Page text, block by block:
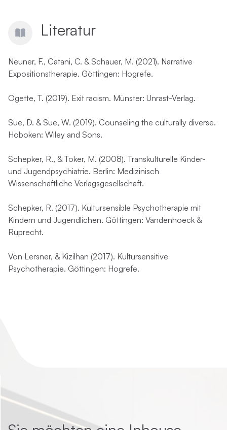
Literatur
Neuner, F., Catani, C. & Schauer, M. (2021). Narrative
Expositionstherapie. Göttingen: Hogrefe.
Ogette, T. (2019). Exit racism. Münster: Unrast-Verlag.
Sue, D. & Sue, W. (2019). Counseling the culturally diverse.
Hoboken: Wiley and Sons.
Schepker, R., & Toker, M. (2008). Transkulturelle Kinder-
und Jugendpsychiatrie. Berlin: Medizinisch
Wissenschaftliche Verlagsgesellschaft.
Schepker, R. (2017). Kultursensible Psychotherapie mit
Kindern und Jugendlichen. Göttingen: Vandenhoeck &
Ruprecht.
Von Lersner, & Kizilhan (2017). Kultursensitive
Psychotherapie. Göttingen: Hogrefe.